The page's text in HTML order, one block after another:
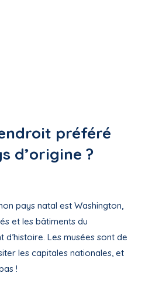
préféré
d’origine ?
pays natal est Washington,
et les bâtiments du
Les musées sont de
les capitales nationales, et
!